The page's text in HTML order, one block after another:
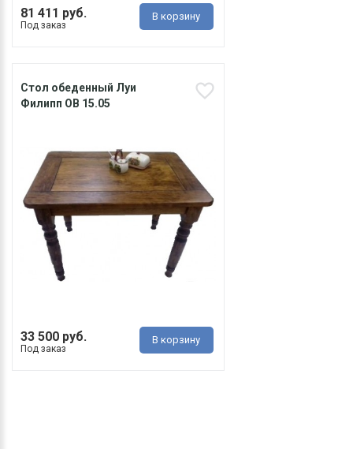
81 411 руб.
Под заказ
В корзину
Стол обеденный Луи
Филипп ОВ 15.05
33 500 руб.
Под заказ
В корзину